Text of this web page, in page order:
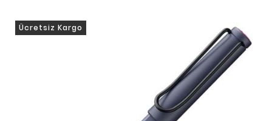
Ücretsiz Kargo